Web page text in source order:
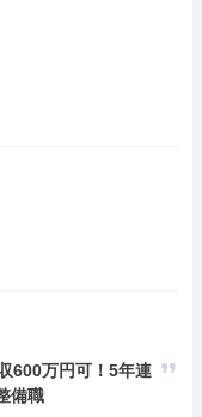
600万円可！5年連
備職